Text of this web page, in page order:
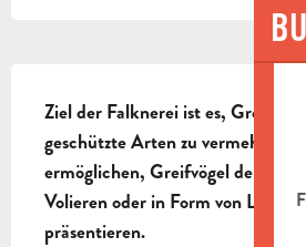
Ziel der Falknerei ist es,
geschützte Arten zu vermehren
ermöglichen, Greifvögel der
Volieren oder in Form von
präsentieren.